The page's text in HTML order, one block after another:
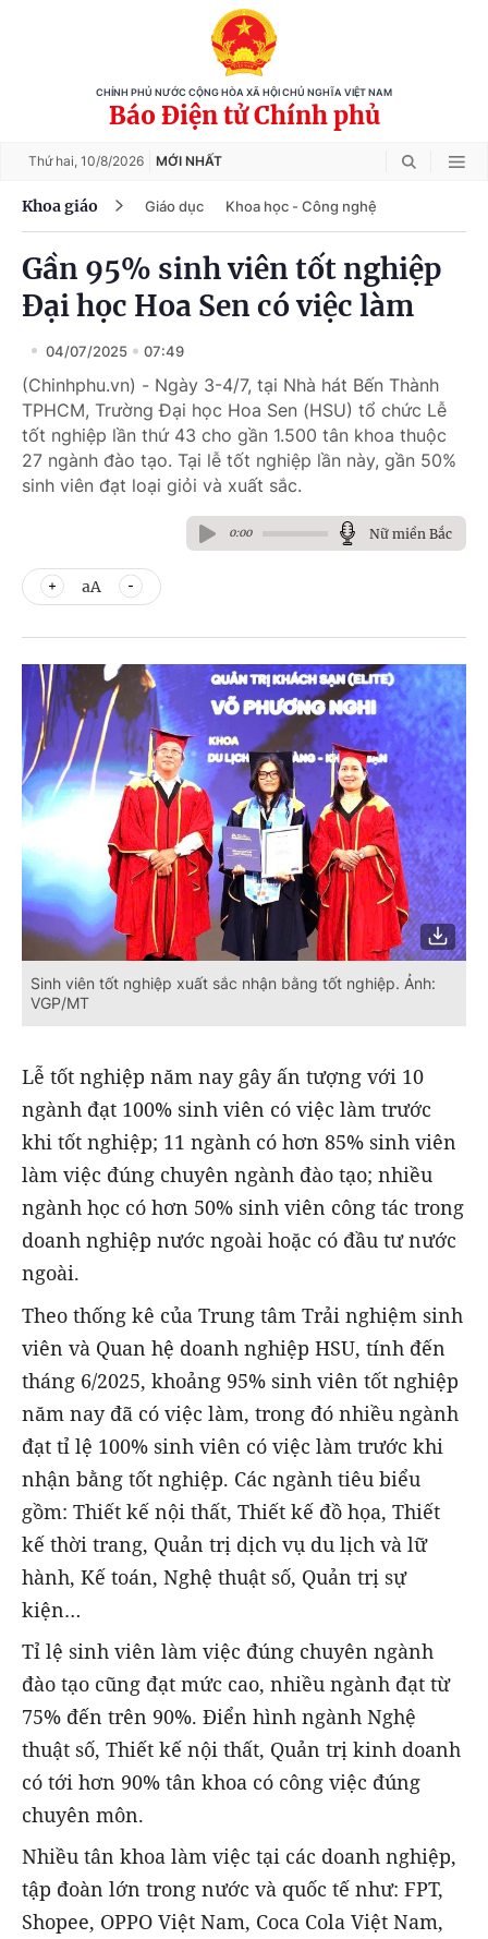
CHÍNH PHỦ NƯỚC CỘNG HÒA XÃ HỘI CHỦ NGHĨA VIỆT NAM
Báo Điện tử Chính phủ
Thứ hai, 10/8/2026 MỚI NHẤT
Khoa giáo Giáo dục Khoa học - Công nghệ
Gần 95% sinh viên tốt nghiệp
Đại học Hoa Sen có việc làm
04/07/2025 07:49
(Chinhphu.vn) - Ngày 3-4/7, tại Nhà hát Bến Thành
TPHCM, Trường Đại học Hoa Sen (HSU) tổ chức Lễ
tốt nghiệp lần thứ 43 cho gần 1.500 tân khoa thuộc
27 ngành đào tạo. Tại lễ tốt nghiệp lần này, gần 50%
sinh viên đạt loại giỏi và xuất sắc.
0:00 Nữ miền Bắc
aA
Sinh viên tốt nghiệp xuất sắc nhận bằng tốt nghiệp. Ảnh:
VGP/MT
Lễ tốt nghiệp năm nay gây ấn tượng với 10
ngành đạt 100% sinh viên có việc làm trước
khi tốt nghiệp; 11 ngành có hơn 85% sinh viên
làm việc đúng chuyên ngành đào tạo; nhiều
ngành học có hơn 50% sinh viên công tác trong
doanh nghiệp nước ngoài hoặc có đầu tư nước
ngoài.
Theo thống kê của Trung tâm Trải nghiệm sinh
viên và Quan hệ doanh nghiệp HSU, tính đến
tháng 6/2025, khoảng 95% sinh viên tốt nghiệp
năm nay đã có việc làm, trong đó nhiều ngành
đạt tỉ lệ 100% sinh viên có việc làm trước khi
nhận bằng tốt nghiệp. Các ngành tiêu biểu
gồm: Thiết kế nội thất, Thiết kế đồ họa, Thiết
kế thời trang, Quản trị dịch vụ du lịch và lữ
hành, Kế toán, Nghệ thuật số, Quản trị sự
kiện…
Tỉ lệ sinh viên làm việc đúng chuyên ngành
đào tạo cũng đạt mức cao, nhiều ngành đạt từ
75% đến trên 90%. Điển hình ngành Nghệ
thuật số, Thiết kế nội thất, Quản trị kinh doanh
có tới hơn 90% tân khoa có công việc đúng
chuyên môn.
Nhiều tân khoa làm việc tại các doanh nghiệp,
tập đoàn lớn trong nước và quốc tế như: FPT,
Shopee, OPPO Việt Nam, Coca Cola Việt Nam,